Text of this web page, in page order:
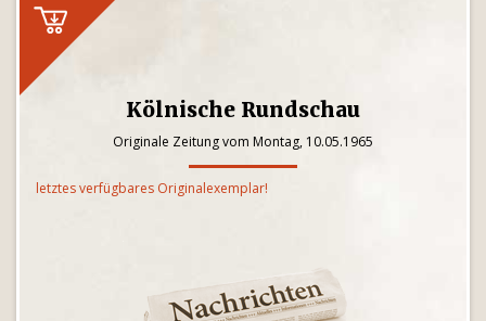
Kölnische Rundschau
Originale Zeitung vom Montag, 10.05.1965
letztes verfügbares Originalexemplar!